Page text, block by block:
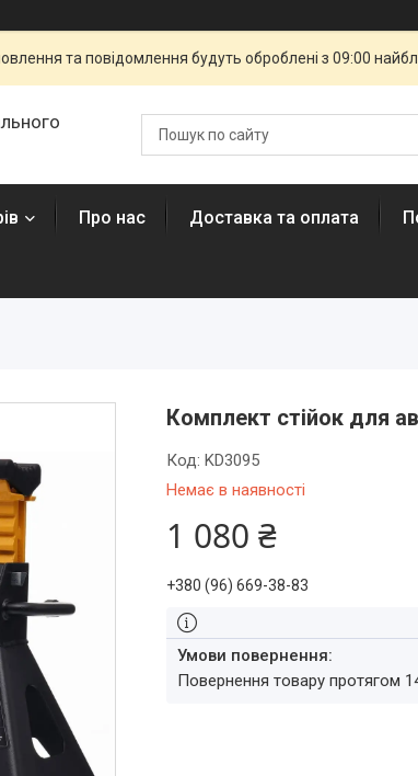
та повідомлення будуть оброблені з 09:00
Про нас Доставка та оплата
Комплект стійок для
Немає в наявності
Код: KD3095
1 080 ₴
+380 (96) 669-38-83
повернення товару протягом